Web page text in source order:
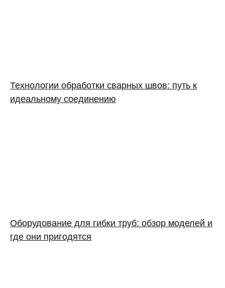
Технологии обработки сварных швов: путь к
идеальному соединению
Оборудование для гибки труб: обзор моделей и
где они пригодятся